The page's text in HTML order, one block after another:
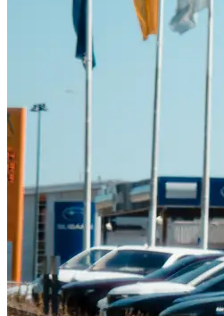
Suzuki
Tillbehör & reservdelar